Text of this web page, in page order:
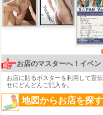
お店のマスターへ！イベン
お店に貼るポスターを利用して宣
せにどんどんご記入を。
地図からお店を探す